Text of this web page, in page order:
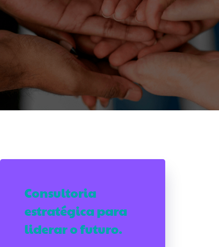
Consultoria
estratégica para
liderar o futuro.